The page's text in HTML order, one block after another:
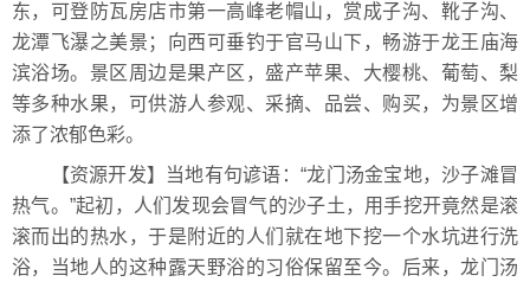
东，可登防瓦房店市第一高峰老帽山，赏成子沟、靴子沟、
龙潭飞瀑之美景；向西可垂钓于官马山下，畅游于龙王庙海
滨浴场。景区周边是果产区，盛产苹果、大樱桃、葡萄、梨
等多种水果，可供游人参观、采摘、品尝、购买，为景区增
添了浓郁色彩。
【资源开发】当地有句谚语：“龙门汤金宝地，沙子滩冒
热气。”起初，人们发现会冒气的沙子土，用手挖开竟然是滚
滚而出的热水，于是附近的人们就在地下挖一个水坑进行洗
浴，当地人的这种露天野浴的习俗保留至今。后来，龙门汤